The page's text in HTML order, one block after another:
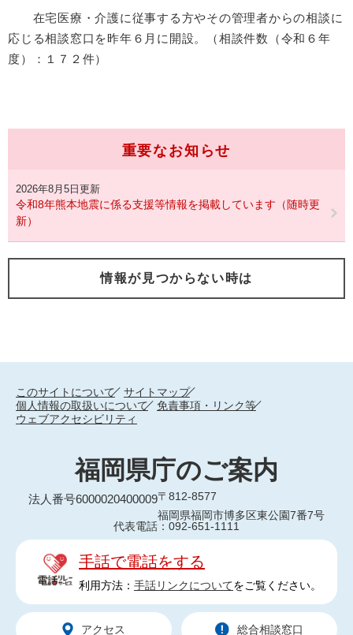
在宅医療・介護に従事する方やその管理者からの相談に
応じる相談窓口を昨年６月に開設。（相談件数（令和６年
度）：１７２件）
重要なお知らせ
2026年8月5日更新
令和8年熊本地震に係る支援等情報を掲載しています（随時更
新）
情報が見つからない時は
このサイトについて
サイトマップ
個人情報の取扱いについて
免責事項・リンク等
ウェブアクセシビリティ
福岡県庁のご案内
法人番号6000020400009〒812-8577
福岡県福岡市博多区東公園7番7号
代表電話：092-651-1111
手話で電話をする
利用方法： 手話リンクについてをご覧ください。
アクセス 総合相談窓口